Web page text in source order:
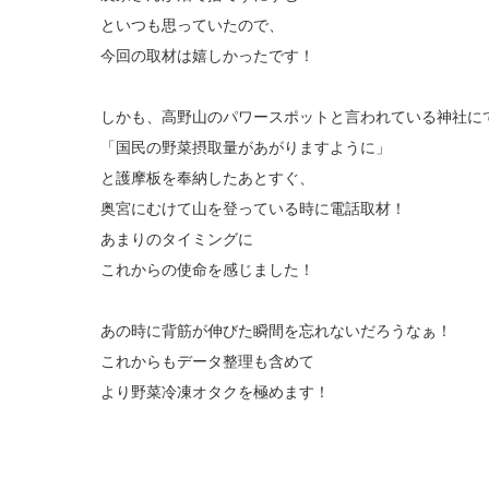
といつも思っていたので、
今回の取材は嬉しかったです！
しかも、高野山のパワースポットと言われている神社に
「国民の野菜摂取量があがりますように」
と護摩板を奉納したあとすぐ、
奥宮にむけて山を登っている時に電話取材！
あまりのタイミングに
これからの使命を感じました！
あの時に背筋が伸びた瞬間を忘れないだろうなぁ！
これからもデータ整理も含めて
より野菜冷凍オタクを極めます！